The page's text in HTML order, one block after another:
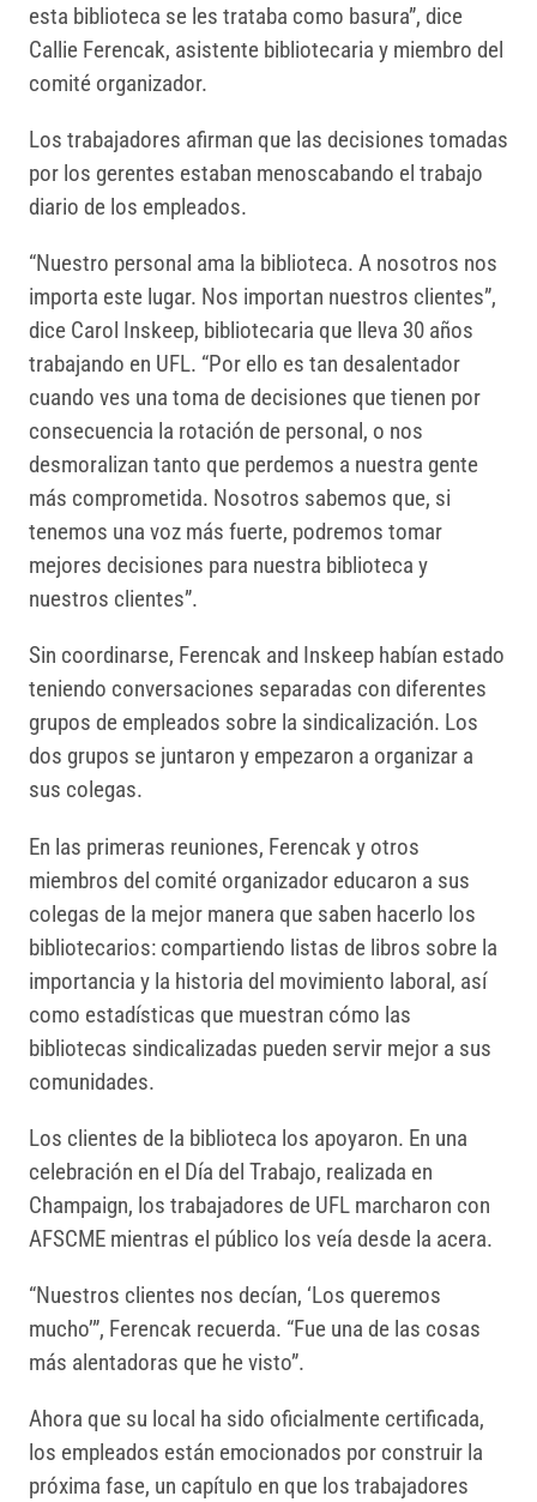
esta biblioteca se les trataba como basura”, dice
Callie Ferencak, asistente bibliotecaria y miembro del
comité organizador.
Los trabajadores afirman que las decisiones tomadas
por los gerentes estaban menoscabando el trabajo
diario de los empleados.
“Nuestro personal ama la biblioteca. A nosotros nos
importa este lugar. Nos importan nuestros clientes”,
dice Carol Inskeep, bibliotecaria que lleva 30 años
trabajando en UFL. “Por ello es tan desalentador
cuando ves una toma de decisiones que tienen por
consecuencia la rotación de personal, o nos
desmoralizan tanto que perdemos a nuestra gente
más comprometida. Nosotros sabemos que, si
tenemos una voz más fuerte, podremos tomar
mejores decisiones para nuestra biblioteca y
nuestros clientes”.
Sin coordinarse, Ferencak and Inskeep habían estado
teniendo conversaciones separadas con diferentes
grupos de empleados sobre la sindicalización. Los
dos grupos se juntaron y empezaron a organizar a
sus colegas.
En las primeras reuniones, Ferencak y otros
miembros del comité organizador educaron a sus
colegas de la mejor manera que saben hacerlo los
bibliotecarios: compartiendo listas de libros sobre la
importancia y la historia del movimiento laboral, así
como estadísticas que muestran cómo las
bibliotecas sindicalizadas pueden servir mejor a sus
comunidades.
Los clientes de la biblioteca los apoyaron. En una
celebración en el Día del Trabajo, realizada en
Champaign, los trabajadores de UFL marcharon con
AFSCME mientras el público los veía desde la acera.
“Nuestros clientes nos decían, ‘Los queremos
mucho’”, Ferencak recuerda. “Fue una de las cosas
más alentadoras que he visto”.
Ahora que su local ha sido oficialmente certificada,
los empleados están emocionados por construir la
próxima fase, un capítulo en que los trabajadores